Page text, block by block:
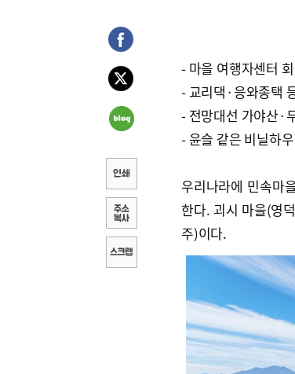
- 마을 여행자센터
- 교리댁·응와종택
- 전망대선 가야산·
- 윤슬 같은 비닐하
우리나라에 민속마
한다. 괴시 마을(영
주)이다.